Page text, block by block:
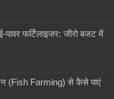
पावर फर्टिलाइजर: जीरो बजट में
(Fish Farming) से कैसे पाएं